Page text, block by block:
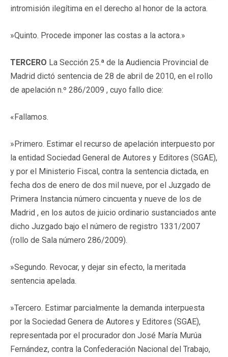
intromisión ilegítima en el derecho al honor de la actora.
»Quinto. Procede imponer las costas a la actora.»
TERCERO La Sección 25.ª de la Audiencia Provincial de
Madrid dictó sentencia de 28 de abril de 2010, en el rollo
de apelación n.º 286/2009 , cuyo fallo dice:
«Fallamos.
»Primero. Estimar el recurso de apelación interpuesto por
la entidad Sociedad General de Autores y Editores (SGAE),
y por el Ministerio Fiscal, contra la sentencia dictada, en
fecha dos de enero de dos mil nueve, por el Juzgado de
Primera Instancia número cincuenta y nueve de los de
Madrid , en los autos de juicio ordinario sustanciados ante
dicho Juzgado bajo el número de registro 1331/2007
(rollo de Sala número 286/2009).
»Segundo. Revocar, y dejar sin efecto, la meritada
sentencia apelada.
»Tercero. Estimar parcialmente la demanda interpuesta
por la Sociedad Genera de Autores y Editores (SGAE),
representada por el procurador don José María Murúa
Fernández, contra la Confederación Nacional del Trabajo,